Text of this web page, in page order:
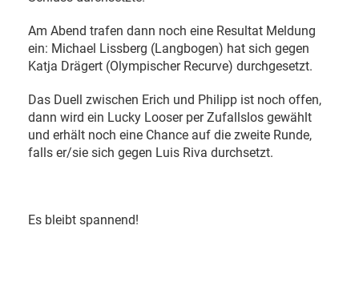
Am Abend trafen dann noch eine Resultat Meldung
ein: Michael Lissberg (Langbogen) hat sich gegen
Katja Drägert (Olympischer Recurve) durchgesetzt.
Das Duell zwischen Erich und Philipp ist noch offen,
dann wird ein Lucky Looser per Zufallslos gewählt
und erhält noch eine Chance auf die zweite Runde,
falls er/sie sich gegen Luis Riva durchsetzt.
Es bleibt spannend!